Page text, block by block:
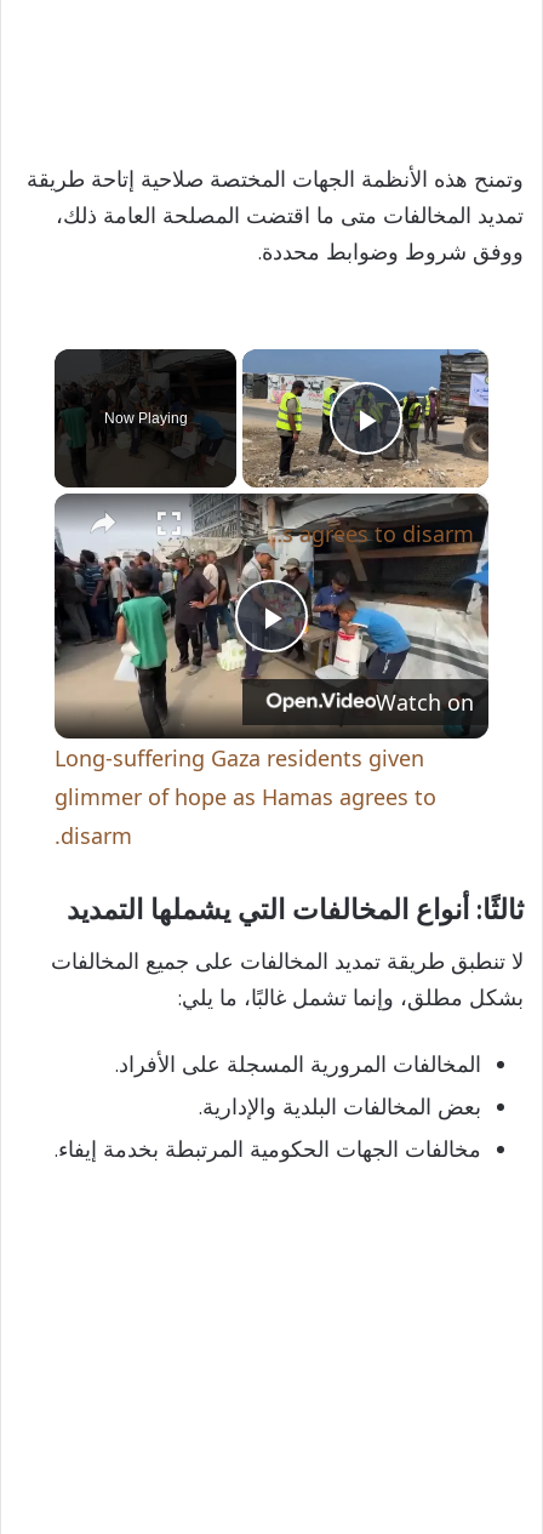
وتمنح هذه الأنظمة الجهات المختصة صلاحية إتاحة طريقة
تمديد المخالفات متى ما اقتضت المصلحة العامة ذلك،
ووفق شروط وضوابط محددة.
×
Play Video
Now Playing
×
P
l
a
V
i
d
e
Long-suffering Gaza residents given glimmer of hope as Hamas agrees to disarm.
Watch on
Long-suffering Gaza residents given
glimmer of hope as Hamas agrees to
disarm.
ثالثًا: أنواع المخالفات التي يشملها التمديد
لا تنطبق طريقة تمديد المخالفات على جميع المخالفات
بشكل مطلق، وإنما تشمل غالبًا، ما يلي:
المخالفات المرورية المسجلة على الأفراد.
بعض المخالفات البلدية والإدارية.
مخالفات الجهات الحكومية المرتبطة بخدمة إيفاء.